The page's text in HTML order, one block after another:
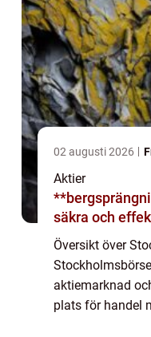
02 augusti 2026
Aktier
säkra och
Översikt över
aktiemarknad
plats för handel